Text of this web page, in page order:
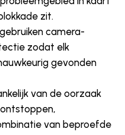
zit.
camera-
zodat elk
gevonden
van de oorzaak
van beproefde